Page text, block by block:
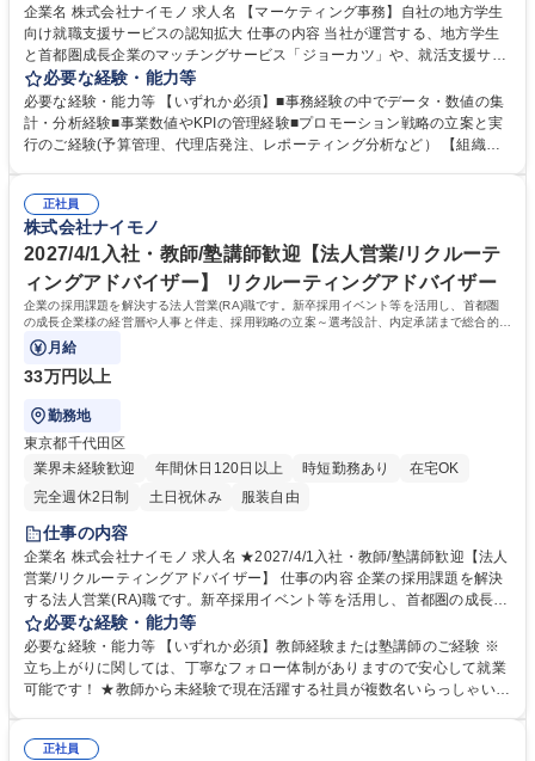
企業名 株式会社ナイモノ 求人名 【マーケティング事務】自社の地方学生
向け就職支援サービスの認知拡大 仕事の内容 当社が運営する、地方学生
と首都圏成長企業のマッチングサービス「ジョーカツ」や、就活支援サー
ビス「スタキャリ」などの事業のサービス認知の拡大や、利用者数増加を
目指します。（※利用者＝新卒就活生） 事業数値やKPIを管理し、戦略的
にプロモーションの企画や運用、管理をしていただける方を募集します。
【詳細】■各種プロモーションやキャンペーンの計画/実施 ■事業KPIの設
査、競合調査 ■外部企業/パートナーとの連携 募集職種 【マーケティング
事務】自社の地方学生向け就職支援サービスの認知拡大
必要な経験・能力等
必要な経験・能力等 【いずれか必須】■事務経験の中でデータ・数値の集
計・分析経験■事業数値やKPIの管理経験■プロモーション戦略の立案と実
行のご経験(予算管理、代理店発注、レポーティング分析など） 【組織】
を積むことがで、ゆくゆくはマーケティングの全体統括を担っていただ
き、マネージャーとしてのキャリアパスを歩むことも可能です。まだ小規
模な組織の為、経営企画・営業などの他部署とも連携していきながら代表
直下でスピード感をもって業務に取り組むことができます。 学歴・資格
学歴：大学院 大学 語学力： 資格：
正社員
株式会社ナイモノ
2027/4/1入社・教師/塾講師歓迎【法人営業/リクルーテ
ィングアドバイザー】 リクルーティングアドバイザー
企業の採用課題を解決する法人営業(RA)職です。新卒採用イベント等を活用し、首都圏
の成長企業様の経営層や人事と伴走、採用戦略の立案～選考設計、内定承諾まで総合的に
支援。※IT/広告/不動産業界等取引先企多数
月給
33万円以上
勤務地
東京都千代田区
業界未経験歓迎
年間休日120日以上 時短勤務あり
在宅OK
完全週休2日制
土日祝休み 服装自由
仕事の内容
企業名 株式会社ナイモノ 求人名 ★2027/4/1入社・教師/塾講師歓迎【法人
営業/リクルーティングアドバイザー】 仕事の内容 企業の採用課題を解決
する法人営業(RA)職です。新卒採用イベント等を活用し、首都圏の成長企
業様の経営層や人事と伴走、採用戦略の立案～選考設計、内定承諾まで総
合的に支援。※IT/広告/不動産業界等取引先企多数 【新規開拓】首都圏の
成長企業へ電話や問い合わせ等でアプローチ。採用課題をヒアリングし、
自社イベント出店や求人票公開の打診を行います。 【既存フォロー】契約
当日の立ち会いや採用サポート、CAや運営チームとの連携を通じ、企業
必要な経験・能力等
必要な経験・能力等 【いずれか必須】教師経験または塾講師のご経験 ※
立ち上がりに関しては、丁寧なフォロー体制がありますので安心して就業
可能です！ ★教師から未経験で現在活躍する社員が複数名いらっしゃいま
年収が200万円以上UPしています。直近では入社半年でチーフへと昇格、
正社員